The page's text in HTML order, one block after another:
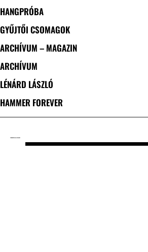
HANGPRÓBA
GYŰJTŐI CSOMAGOK
ARCHÍVUM – MAGAZIN
ARCHÍVUM
LÉNÁRD LÁSZLÓ
HAMMER FOREVER